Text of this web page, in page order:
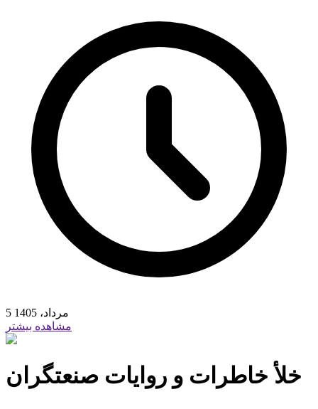
5 مرداد، 1405
مشاهده بیشتر
خلأ خاطرات و روایات صنعتگران